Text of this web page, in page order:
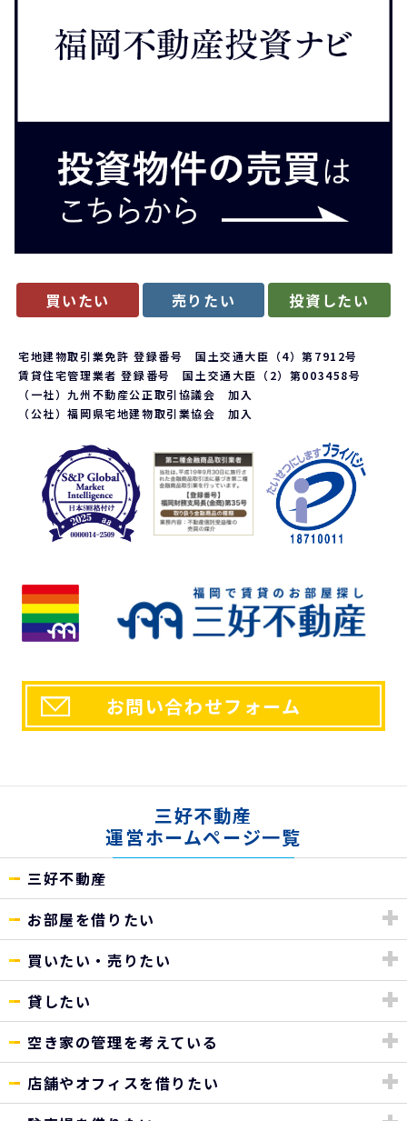
買いたい 売りたい 投資したい
宅地建物取引業免許 登録番号 国土交通大臣（4）第7912号
賃貸住宅管理業者 登録番号 国土交通大臣（2）第003458号
（一社）九州不動産公正取引協議会 加入
（公社）福岡県宅地建物取引業協会 加入
お問い合わせフォーム
三好不動産
運営ホームページ一覧
三好不動産
お部屋を借りたい
買いたい・売りたい
貸したい
空き家の管理を考えている
店舗やオフィスを借りたい